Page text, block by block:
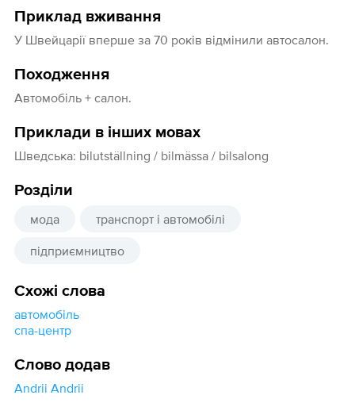
Приклад вживання
У Швейцарії вперше за 70 років відмінили автосалон.
Походження
Автомобіль + салон.
Приклади в інших мовах
Шведська: bilutställning / bilmässa / bilsalong
Розділи
мода транспорт і автомобілі
підприємництво
Схожі слова
автомобіль
спа-центр
Слово додав
Andrii Andrii